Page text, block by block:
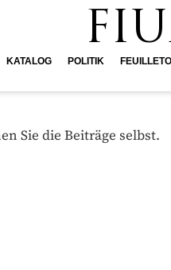
KATALOG POLITIK
Sie die Beiträge selbst.